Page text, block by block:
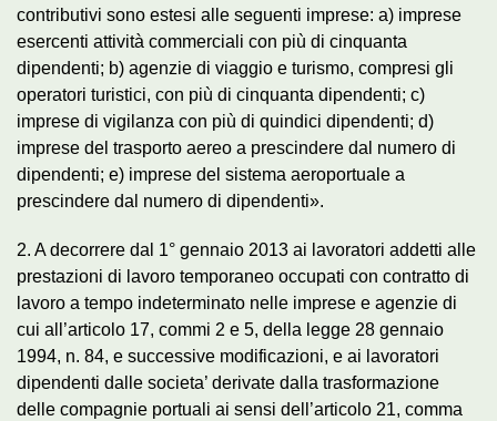
contributivi sono estesi alle seguenti imprese: a) imprese
esercenti attività commerciali con più di cinquanta
dipendenti; b) agenzie di viaggio e turismo, compresi gli
operatori turistici, con più di cinquanta dipendenti; c)
imprese di vigilanza con più di quindici dipendenti; d)
imprese del trasporto aereo a prescindere dal numero di
dipendenti; e) imprese del sistema aeroportuale a
prescindere dal numero di dipendenti».
2. A decorrere dal 1° gennaio 2013 ai lavoratori addetti alle
prestazioni di lavoro temporaneo occupati con contratto di
lavoro a tempo indeterminato nelle imprese e agenzie di
cui all’articolo 17, commi 2 e 5, della legge 28 gennaio
1994, n. 84, e successive modificazioni, e ai lavoratori
dipendenti dalle societa’ derivate dalla trasformazione
delle compagnie portuali ai sensi dell’articolo 21, comma